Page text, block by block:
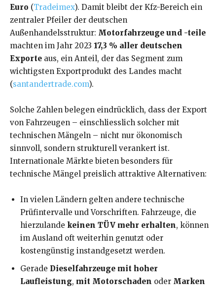
Euro (Tradeimex). Damit bleibt der Kfz-Bereich ein
zentraler Pfeiler der deutschen
Außenhandelsstruktur: Motorfahrzeuge und -teile
machten im Jahr 2023 17,3 % aller deutschen
Exporte aus, ein Anteil, der das Segment zum
wichtigsten Exportprodukt des Landes macht
(santandertrade.com).
Solche Zahlen belegen eindrücklich, dass der Export
von Fahrzeugen – einschliesslich solcher mit
technischen Mängeln – nicht nur ökonomisch
sinnvoll, sondern strukturell verankert ist.
Internationale Märkte bieten besonders für
technische Mängel preislich attraktive Alternativen:
In vielen Ländern gelten andere technische
Prüfintervalle und Vorschriften. Fahrzeuge, die
hierzulande keinen TÜV mehr erhalten, können
im Ausland oft weiterhin genutzt oder
kostengünstig instandgesetzt werden.
Gerade Dieselfahrzeuge mit hoher
Laufleistung, mit Motorschaden oder Marken